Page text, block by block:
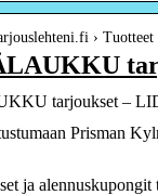
› Tuotteet
tarjoukset –
Prisman
ja